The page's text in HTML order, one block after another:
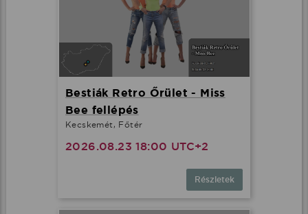
Bestiák Retro Őrület - Miss
Bee fellépés
Kecskemét, Főtér
2026.08.23 18:00 UTC+2
Részletek